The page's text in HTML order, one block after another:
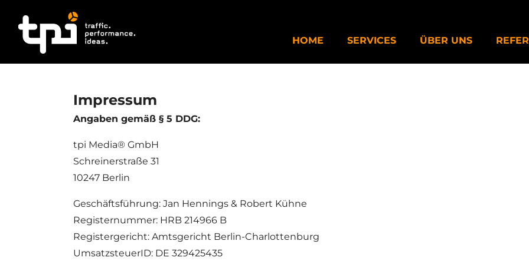
HOME SERVICES ÜBER UNS
Impressum
Angaben gemäß § 5 DDG:
tpi Media® GmbH
Schreinerstraße 31
10247 Berlin
Geschäftsführung: Jan Hennings & Robert Kühne
Registernummer: HRB 214966 B
Registergericht: Amtsgericht Berlin-Charlottenburg
UmsatzsteuerID: DE 329425435